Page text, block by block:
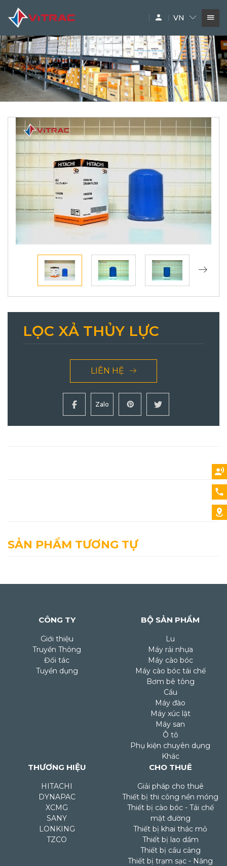
SIÊU THỊ MÁY XÂY DỰNG
THƯƠNG HIỆU
DỊCH VỤ
PHỤ TÙNG
VN
LỌC XẢ THỦY LỰC
LIÊN HỆ
Zalo
SẢN PHẨM TƯƠNG TỰ
CÔNG TY
Giới thiệu
Truyền Thông
Đối tác
Tuyển dụng
BỘ SẢN PHẨM
Lu
Máy rải nhựa
Máy cào bóc
Máy cào bóc tái chế
Bơm bê tông
Cẩu
Máy đào
Máy xúc lật
Máy san
Ô tô
Phụ kiện chuyên dụng
Khác
THƯƠNG HIỆU
HITACHI
DYNAPAC
XCMG
SANY
LONKING
TZCO
CHO THUÊ
Giải pháp cho thuê
Thiết bị thi công nền móng
Thiết bị cào bóc - Tái chế
mặt đường
Thiết bị khai thác mỏ
Thiết bị lao dầm
Thiết bị cầu cảng
Thiết bị trạm sạc - Năng